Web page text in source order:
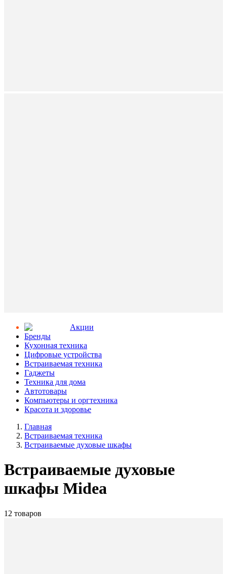
Aкции
Бренды
Кухонная техника
Цифровые устройства
Встраиваемая техника
Гаджеты
Техника для дома
Автотовары
Компьютеры и оргтехника
Красота и здоровье
Главная
Встраиваемая техника
Встраиваемые духовые шкафы
Встраиваемые духовые
шкафы Midea
12 товаров